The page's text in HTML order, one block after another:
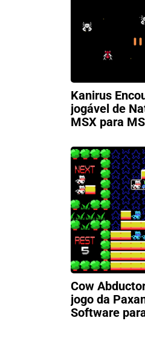
Kanirus
jogável de
MSX para
Cow
jogo da
Software